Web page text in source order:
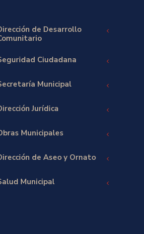
de Desarrollo
Ciudadana
Municipal
Jurídica
Municipales
de Aseo y Ornato
Municipal